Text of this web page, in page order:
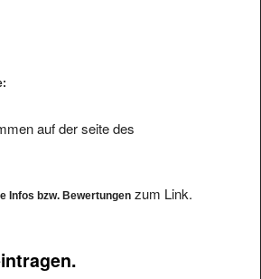
auf der seite des
Infos bzw. Bewertungen zum Link.